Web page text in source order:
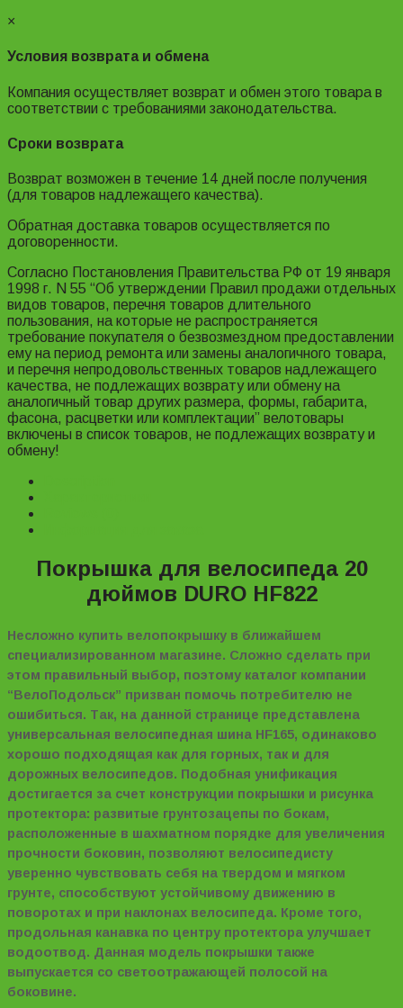
×
Условия возврата и обмена
Компания осуществляет возврат и обмен этого товара в
соответствии с требованиями законодательства.
Сроки возврата
Возврат возможен в течение 14 дней после получения
(для товаров надлежащего качества).
Обратная доставка товаров осуществляется по
договоренности.
Согласно Постановления Правительства РФ от 19 января
1998 г. N 55 “Об утверждении Правил продажи отдельных
видов товаров, перечня товаров длительного
пользования, на которые не распространяется
требование покупателя о безвозмездном предоставлении
ему на период ремонта или замены аналогичного товара,
и перечня непродовольственных товаров надлежащего
качества, не подлежащих возврату или обмену на
аналогичный товар других размера, формы, габарита,
фасона, расцветки или комплектации” велотовары
включены в список товаров, не подлежащих возврату и
обмену!
Покрышка для велосипеда 20
дюймов DURO HF822
Несложно купить велопокрышку в ближайшем
специализированном магазине. Сложно сделать при
этом правильный выбор, поэтому каталог компании
“ВелоПодольск” призван помочь потребителю не
ошибиться. Так, на данной странице представлена
универсальная велосипедная шина HF165, одинаково
хорошо подходящая как для горных, так и для
дорожных велосипедов. Подобная унификация
достигается за счет конструкции покрышки и рисунка
протектора: развитые грунтозацепы по бокам,
расположенные в шахматном порядке для увеличения
прочности боковин, позволяют велосипедисту
уверенно чувствовать себя на твердом и мягком
грунте, способствуют устойчивому движению в
поворотах и при наклонах велосипеда. Кроме того,
продольная канавка по центру протектора улучшает
водоотвод. Данная модель покрышки также
выпускается со светоотражающей полосой на
боковине.